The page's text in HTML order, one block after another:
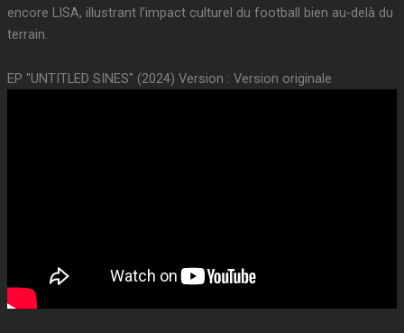
encore LISA, illustrant l’impact culturel du football bien au-delà du
terrain.
EP "UNTITLED SINES" (2024) Version : Version originale